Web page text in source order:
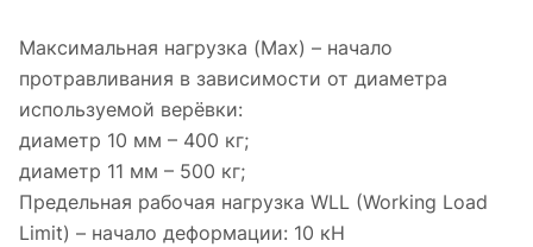
Максимальная нагрузка (Max) – начало
протравливания в зависимости от диаметра
используемой верёвки:
диаметр 10 мм – 400 кг;
диаметр 11 мм – 500 кг;
Предельная рабочая нагрузка WLL (Working Load
Limit) – начало деформации: 10 кН